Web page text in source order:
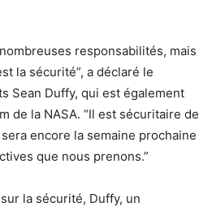
responsabilités, mais
la sécurité”, a déclaré le
Sean Duffy, qui est également
de la NASA. “Il est sécuritaire de
encore la semaine prochaine
que nous prenons.”
la sécurité, Duffy, un